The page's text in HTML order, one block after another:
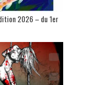
2026 – du 1er